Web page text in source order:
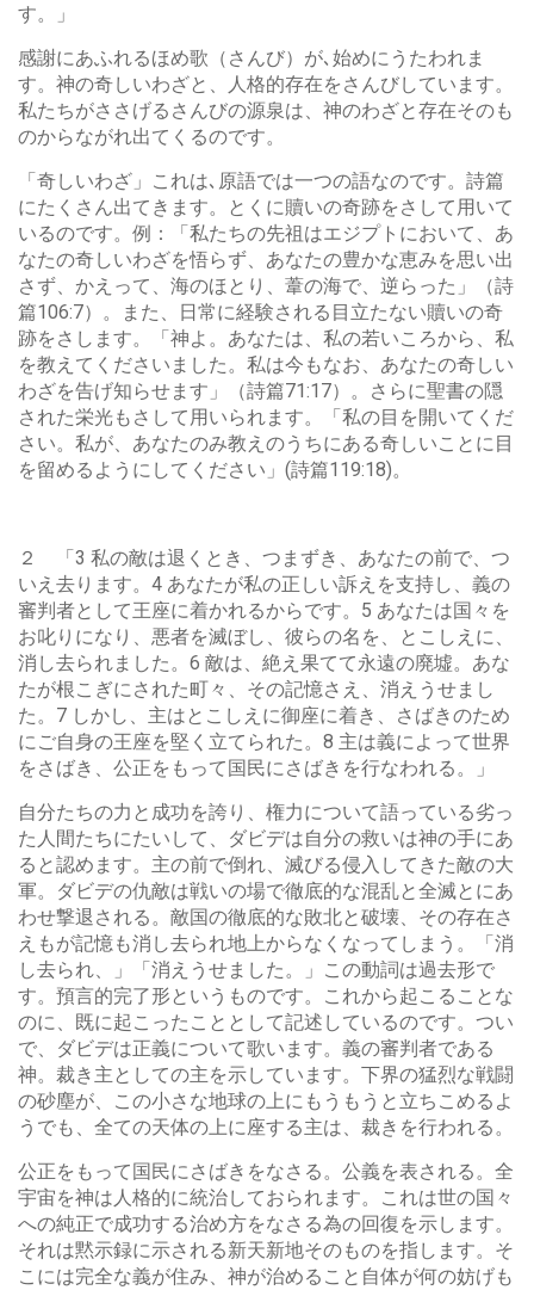
す。」
感謝にあふれるほめ歌（さんび）が､始めにうたわれま
す。神の奇しいわざと、人格的存在をさんびしています。
私たちがささげるさんびの源泉は、神のわざと存在そのも
のからながれ出てくるのです。
「奇しいわざ」これは､原語では一つの語なのです。詩篇
にたくさん出てきます。とくに贖いの奇跡をさして用いて
いるのです。例：「私たちの先祖はエジプトにおいて、あ
なたの奇しいわざを悟らず、あなたの豊かな恵みを思い出
さず、かえって、海のほとり、葦の海で、逆らった」（詩
篇106:7）。また、日常に経験される目立たない贖いの奇
跡をさします。「神よ。あなたは、私の若いころから、私
を教えてくださいました。私は今もなお、あなたの奇しい
わざを告げ知らせます」（詩篇71:17）。さらに聖書の隠
された栄光もさして用いられます。「私の目を開いてくだ
さい。私が、あなたのみ教えのうちにある奇しいことに目
を留めるようにしてください」(詩篇119:18)。
２ 「3 私の敵は退くとき、つまずき、あなたの前で、つ
いえ去ります。4 あなたが私の正しい訴えを支持し、義の
審判者として王座に着かれるからです。5 あなたは国々を
お叱りになり、悪者を滅ぼし、彼らの名を、とこしえに、
消し去られました。6 敵は、絶え果てて永遠の廃墟。あな
たが根こぎにされた町々、その記憶さえ、消えうせまし
た。7 しかし、主はとこしえに御座に着き、さばきのため
にご自身の王座を堅く立てられた。8 主は義によって世界
をさばき、公正をもって国民にさばきを行なわれる。」
自分たちの力と成功を誇り、権力について語っている劣っ
た人間たちにたいして、ダビデは自分の救いは神の手にあ
ると認めます。主の前で倒れ、滅びる侵入してきた敵の大
軍。ダビデの仇敵は戦いの場で徹底的な混乱と全滅とにあ
わせ撃退される。敵国の徹底的な敗北と破壊、その存在さ
えもが記憶も消し去られ地上からなくなってしまう。「消
し去られ、」「消えうせました。」この動詞は過去形で
す。預言的完了形というものです。これから起こることな
のに、既に起こったこととして記述しているのです。つい
で、ダビデは正義について歌います。義の審判者である
神。裁き主としての主を示しています。下界の猛烈な戦闘
の砂塵が、この小さな地球の上にもうもうと立ちこめるよ
うでも、全ての天体の上に座する主は、裁きを行われる。
公正をもって国民にさばきをなさる。公義を表される。全
宇宙を神は人格的に統治しておられます。これは世の国々
への純正で成功する治め方をなさる為の回復を示します。
それは黙示録に示される新天新地そのものを指します。そ
こには完全な義が住み、神が治めること自体が何の妨げも